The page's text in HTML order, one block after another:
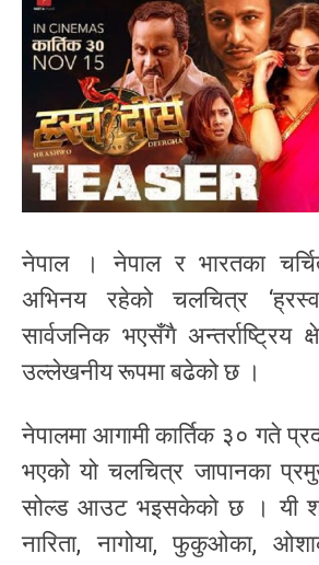
नेपाल । नेपाल र भारतका
अभिनय रहेको चलचित्र ‘ह्रस्व
सार्वजनिक भएसँगै अन्तर्राष्ट्रिय
उल्लेखनीय रूपमा बढेको छ ।
नेपालमा आगामी कार्तिक ३० गते
भएको यो चलचित्र जापानका
सोल्ड आउट भइसकेको छ । यी
नारिता, नागोया, फुकुओका,